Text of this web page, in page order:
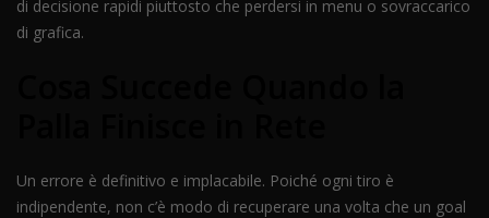
di decisione rapidi piuttosto che perdersi in menu o sovraccarico
di grafica.
Un errore è definitivo e implacabile. Poiché ogni tiro è
indipendente, non c’è modo di recuperare una volta che un goal